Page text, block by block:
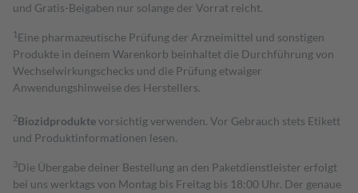
und Gratis-Beigaben nur solange der Vorrat reicht.
1 Eine pharmazeutische Prüfung der Arzneimittel und sonstigen
Produkte in deinem Warenkorb beinhaltet die Durchführung von
Wechselwirkungschecks und die Prüfung etwaiger
Anwendungshinweise des Herstellers.
2Biozidproduktevorsichtig verwenden. Vor Gebrauch stets Etikett
und Produktinformationen lesen.
3Die Übergabe deiner Bestellung an den Paketdienstleister erfolgt
bei uns werktags von Montag bis Freitag bis 18:00 Uhr. Der genaue